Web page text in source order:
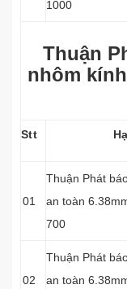
1000
Thuận
nhôm
Stt
01
Thuận Phát
an toàn
700
02
Thuận Phát
an toàn